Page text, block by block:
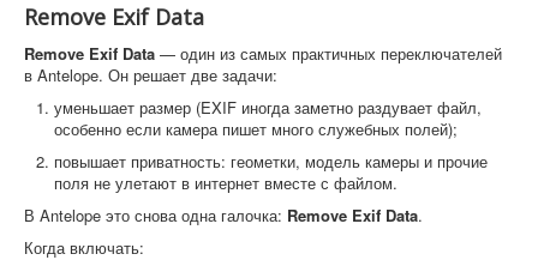
Remove Exif Data
Remove Exif Data — один из самых практичных переключателей
в Antelope. Он решает две задачи:
уменьшает размер (EXIF иногда заметно раздувает файл,
особенно если камера пишет много служебных полей);
повышает приватность: геометки, модель камеры и прочие
поля не улетают в интернет вместе с файлом.
В Antelope это снова одна галочка: Remove Exif Data.
Когда включать: